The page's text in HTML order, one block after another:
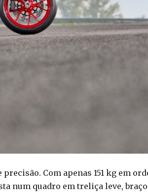
Com apenas 151 kg em
num quadro em treliça leve, braço